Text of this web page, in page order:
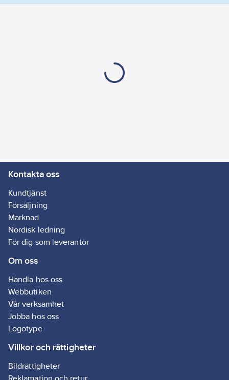
Kontakta oss
Kundtjänst
Försäljning
Marknad
Nordisk ledning
För dig som leverantör
Om oss
Handla hos oss
Webbutiken
Vår verksamhet
Jobba hos oss
Logotype
Villkor och rättigheter
Bildrättigheter